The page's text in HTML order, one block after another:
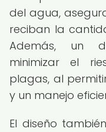
del agua,
reciban la
Además, un
minimizar el
plagas, al
y un manejo
El diseño